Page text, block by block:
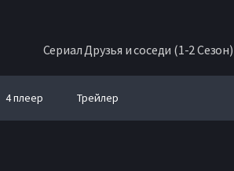
Сериал Друзья и соседи (1-2
4 плеер Трейлер